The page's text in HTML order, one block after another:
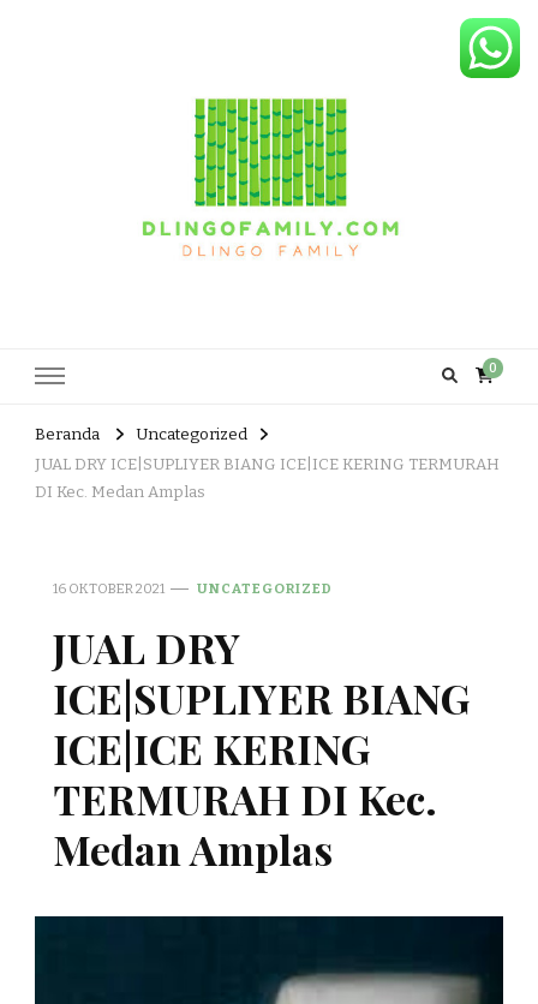
0
Beranda
Uncategorized
JUAL DRY ICE|SUPLIYER BIANG ICE|ICE KERING TERMURAH
DI Kec. Medan Amplas
16 OKTOBER 2021 UNCATEGORIZED
JUAL DRY
ICE|SUPLIYER BIANG
ICE|ICE KERING
TERMURAH DI Kec.
Medan Amplas